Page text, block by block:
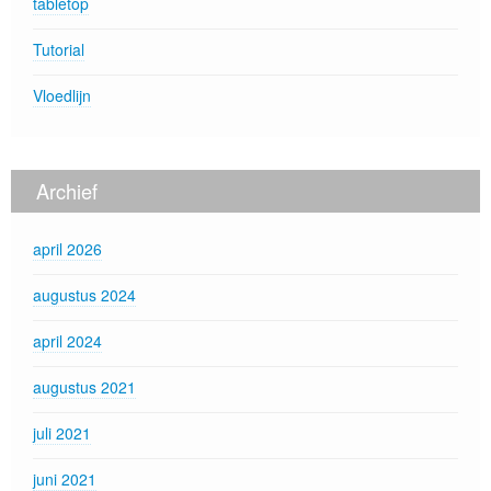
Tutorial
Vloedlijn
Archief
april 2026
augustus 2024
april 2024
augustus 2021
juli 2021
juni 2021